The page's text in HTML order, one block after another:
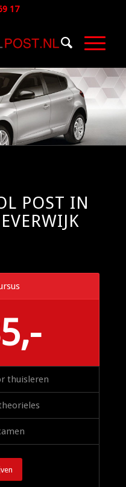
17
POST IN
thuisleren